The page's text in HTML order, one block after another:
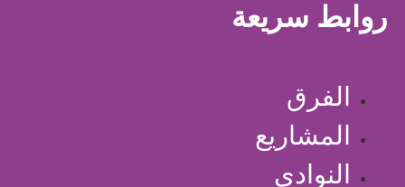
روابط سريعة
الفرق
المشاريع
النوادي